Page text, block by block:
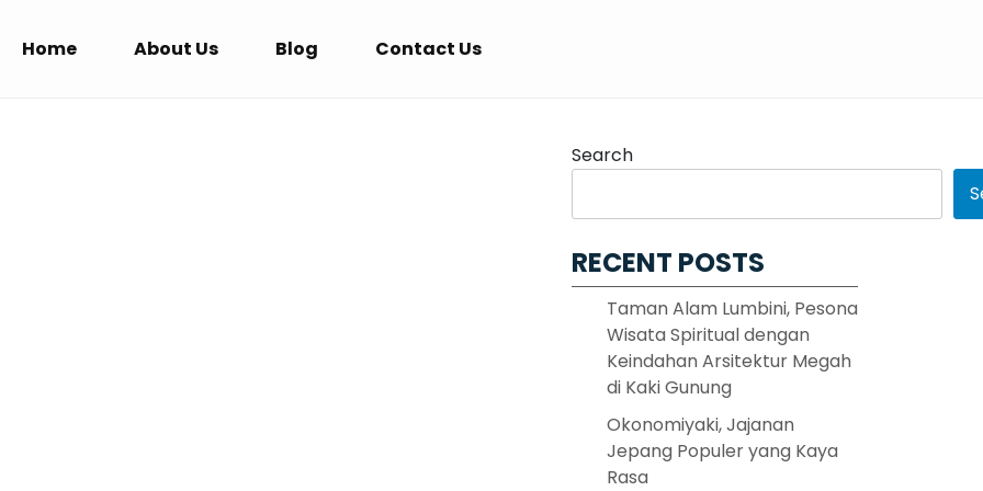
Home About Us Blog Contact Us
Search
RECENT POSTS
Taman Alam Lumbini, Pesona
Wisata Spiritual dengan
Keindahan Arsitektur Megah
di Kaki Gunung
Okonomiyaki, Jajanan
Jepang Populer yang Kaya
Rasa